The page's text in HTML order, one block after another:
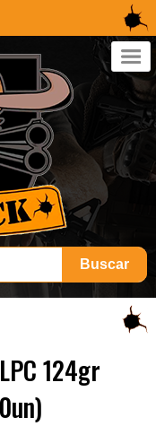
×
Buscar
124gr